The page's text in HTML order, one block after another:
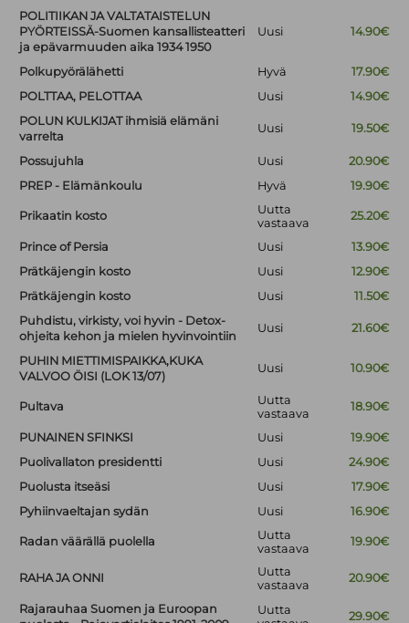
POLITIIKAN JA VALTATAISTELUN
PYÖRTEISSÄ-Suomen kansallisteatteri
ja epävarmuuden aika 1934 1950
Uusi 14.90€
Polkupyörälähetti Hyvä
17.90€
POLTTAA, PELOTTAA
Uusi
14.90€
POLUN KULKIJAT ihmisiä elämäni
varrelta
Uusi 19.50€
Possujuhla Uusi
20.90€
PREP - Elämänkoulu
Hyvä 19.90€
Prikaatin kosto
Uutta
vastaava
25.20€
Prince of Persia Uusi
13.90€
Prätkäjengin kosto
Uusi
12.90€
Prätkäjengin kosto
Uusi
11.50€
Puhdistu, virkisty, voi hyvin - Detox-
ohjeita kehon ja mielen hyvinvointiin
Uusi 21.60€
PUHIN MIETTIMISPAIKKA,KUKA
VALVOO ÖISI (LOK 13/07)
Uusi 10.90€
Pultava
Uutta
vastaava
18.90€
PUNAINEN SFINKSI Uusi
19.90€
Puolivallaton presidentti
Uusi
24.90€
Puolusta itseäsi
Uusi
17.90€
Pyhiinvaeltajan sydän
Uusi 16.90€
Radan väärällä puolella
Uutta
vastaava
19.90€
RAHA JA ONNI
Uutta
vastaava
20.90€
Rajarauhaa Suomen ja Euroopan
Uutta
29.90€